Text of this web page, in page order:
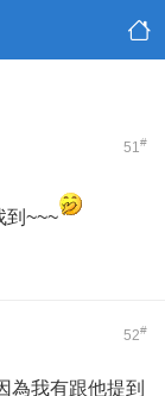
51#
到~~~
52#
為我有跟他提到